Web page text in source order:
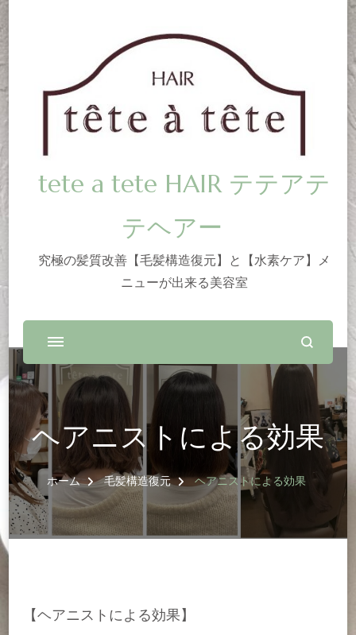
tete a tete HAIR テテアテ
テヘアー
究極の髪質改善【毛髪構造復元】と【水素ケア】メ
ニューが出来る美容室
ヘアニストによる効果
ホーム 毛髪構造復元 ヘアニストによる効果
【ヘアニストによる効果】